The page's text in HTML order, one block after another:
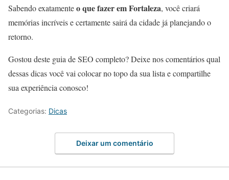
Sabendo exatamenteo que fazer em Fortaleza, você criará
memórias incríveis e certamente sairá da cidade já planejando o
retorno.
Gostou deste guia de SEO completo? Deixe nos comentários qual
dessas dicas você vai colocar no topo da sua lista e compartilhe
sua experiência conosco!
Categorias: Dicas
Deixar um comentário